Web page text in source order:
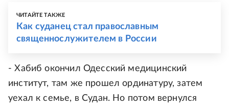
ЧИТАЙТЕ ТАКЖЕ
Как суданец стал православным
священнослужителем в России
- Хабиб окончил Одесский медицинский
институт, там же прошел ординатуру, затем
уехал к семье, в Судан. Но потом вернулся